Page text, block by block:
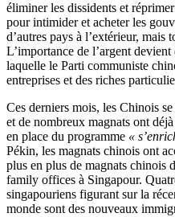
éliminer les dissidents et
pour intimider et acheter les
d’autres pays à l’extérieur, mais
L’importance de l’argent
laquelle le Parti communiste
entreprises et des riches
Ces derniers mois, les Chinois
et de nombreux magnats ont
en place du programme «
Pékin, les magnats chinois ont
plus en plus de magnats chinois
family offices à Singapour.
singapouriens figurant sur la
monde sont des nouveaux